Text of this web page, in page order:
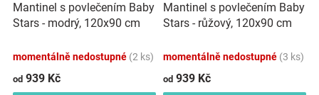
Mantinel s povlečením Baby
Stars - modrý, 120x90 cm
momentálně nedostupné (2 ks)
od 939 Kč
Mantinel s povlečením Baby
Stars - růžový, 120x90 cm
momentálně nedostupné (3 ks)
od 939 Kč